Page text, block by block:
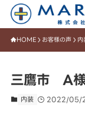
HOME お客様の声 内
三鷹市 A
内装 2022/05/